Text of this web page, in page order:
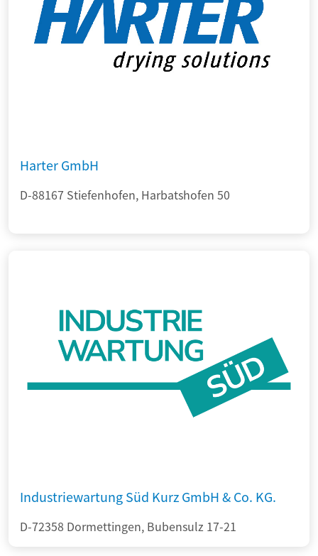
Harter GmbH
D-88167 Stiefenhofen, Harbatshofen 50
Industriewartung Süd Kurz GmbH & Co. KG.
D-72358 Dormettingen, Bubensulz 17-21